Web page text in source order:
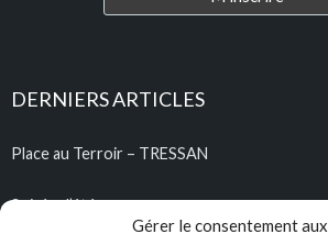
Gérer le consentement aux
DERNIERS ARTICLES
Place au Terroir – TRESSAN
Soirée d’été